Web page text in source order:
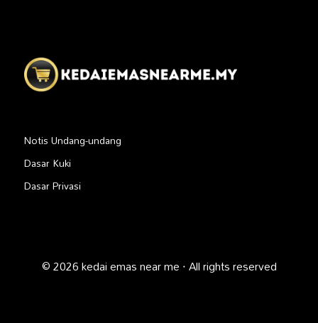
Notis Undang-undang
Dasar Kuki
Dasar Privasi
© 2026 kedai emas near me · All rights reserved